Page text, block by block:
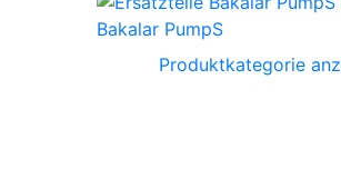
Bakalar PumpS
Produktkategorie